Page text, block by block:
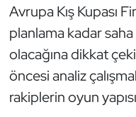
Avrupa Kış Kupası
planlama kadar
olacağına dikkat
öncesi analiz
rakiplerin oyun
Tekvando
Tenis
Triatlon